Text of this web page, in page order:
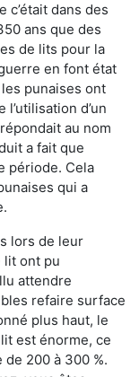
c’était dans des
ans que des
de lits pour la
en font état
punaises ont
d’un
au nom
a fait que
période. Cela
qui a
lors de leur
lit ont pu
attendre
refaire surface
plus haut, le
est énorme, ce
200 à 300 %.